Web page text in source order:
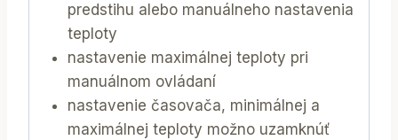
predstihu alebo manuálneho nastavenia
teploty
nastavenie maximálnej teploty pri
manuálnom ovládaní
nastavenie časovača, minimálnej a
maximálnej teploty možno uzamknúť